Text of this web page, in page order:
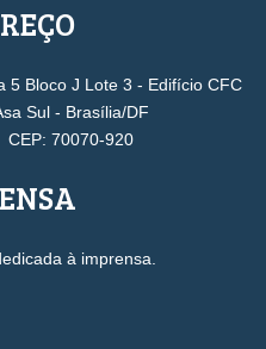
5 Bloco J Lote 3 - Edifício CFC
Sul - Brasília/DF
CEP: 70070-920
à imprensa.